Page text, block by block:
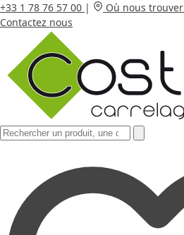
+33 1 78 76 57 00 | Où nous trouver
Contactez nous